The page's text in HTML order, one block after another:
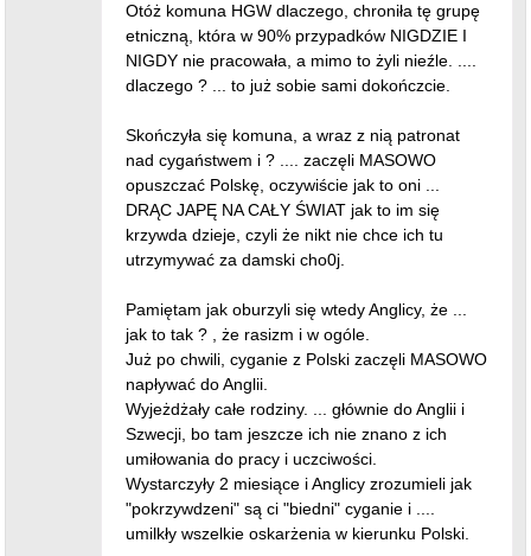
Otóż komuna HGW dlaczego, chroniła tę grupę
etniczną, która w 90% przypadków NIGDZIE I
NIGDY nie pracowała, a mimo to żyli nieźle. ....
dlaczego ? ... to już sobie sami dokończcie.
Skończyła się komuna, a wraz z nią patronat
nad cygaństwem i ? .... zaczęli MASOWO
opuszczać Polskę, oczywiście jak to oni ...
DRĄC JAPĘ NA CAŁY ŚWIAT jak to im się
krzywda dzieje, czyli że nikt nie chce ich tu
utrzymywać za damski cho0j.
Pamiętam jak oburzyli się wtedy Anglicy, że ...
jak to tak ? , że rasizm i w ogóle.
Już po chwili, cyganie z Polski zaczęli MASOWO
napływać do Anglii.
Wyjeżdżały całe rodziny. ... głównie do Anglii i
Szwecji, bo tam jeszcze ich nie znano z ich
umiłowania do pracy i uczciwości.
Wystarczyły 2 miesiące i Anglicy zrozumieli jak
"pokrzywdzeni" są ci "biedni" cyganie i ....
umilkły wszelkie oskarżenia w kierunku Polski.